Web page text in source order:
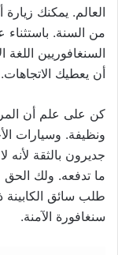
العالم. يمكنك
من السنة.
السنغافوريين
أن يعطيك الاتجاهات.
كن على علم أن
ونظيفة. وسيارات
جديرون بالثقة لأنه
ما تدفعه. ولك
طلب سائق
سنغافورة الآمنة.